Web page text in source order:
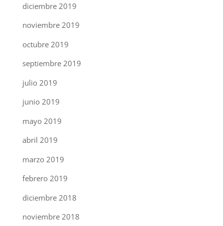
diciembre 2019
noviembre 2019
octubre 2019
septiembre 2019
julio 2019
junio 2019
mayo 2019
abril 2019
marzo 2019
febrero 2019
diciembre 2018
noviembre 2018